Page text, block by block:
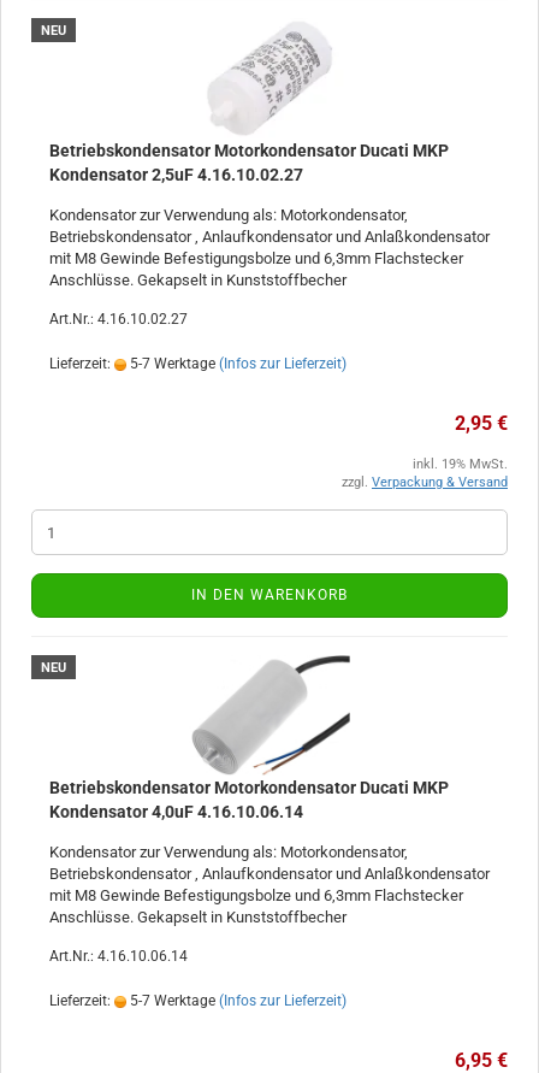
NEU
Betriebskondensator Motorkondensator Ducati MKP
Kondensator 2,5uF 4.16.10.02.27
Kondensator zur Verwendung als: Motorkondensator,
Betriebskondensator , Anlaufkondensator und Anlaßkondensator
mit M8 Gewinde Befestigungsbolze und 6,3mm Flachstecker
Anschlüsse. Gekapselt in Kunststoffbecher
Art.Nr.: 4.16.10.02.27
Lieferzeit: 5-7 Werktage (Infos zur Lieferzeit)
2,95 €
inkl. 19% MwSt.
zzgl. Verpackung & Versand
IN DEN WARENKORB
NEU
Betriebskondensator Motorkondensator Ducati MKP
Kondensator 4,0uF 4.16.10.06.14
Kondensator zur Verwendung als: Motorkondensator,
Betriebskondensator , Anlaufkondensator und Anlaßkondensator
mit M8 Gewinde Befestigungsbolze und 6,3mm Flachstecker
Anschlüsse. Gekapselt in Kunststoffbecher
Art.Nr.: 4.16.10.06.14
Lieferzeit: 5-7 Werktage (Infos zur Lieferzeit)
6,95 €